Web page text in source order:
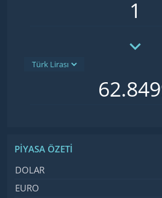
PIYASA ÖZETI
İsim, Kod
DOLAR
EURO